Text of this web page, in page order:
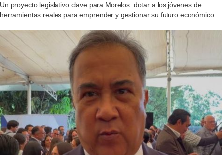
Un proyecto legislativo clave para Morelos: dotar a los jóvenes de
herramientas reales para emprender y gestionar su futuro económico